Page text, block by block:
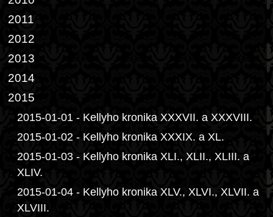
2011
2012
2013
2014
2015
2015-01-01 - Kellyho kronika XXXVII. a XXXVIII.
2015-01-02 - Kellyho kronika XXXIX. a XL.
2015-01-03 - Kellyho kronika XLI., XLII., XLIII. a
XLIV.
2015-01-04 - Kellyho kronika XLV., XLVI., XLVII. a
XLVIII.